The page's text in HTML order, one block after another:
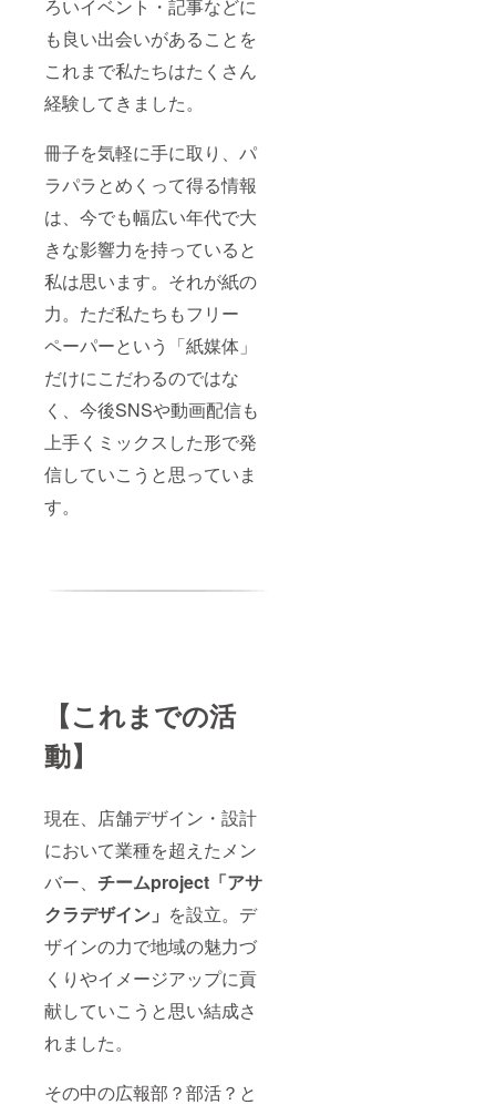
ろいイベント・記事などに
も良い出会いがあることを
これまで私たちはたくさん
経験してきました。
冊子を気軽に手に取り、パ
ラパラとめくって得る情報
は、今でも幅広い年代で大
きな影響力を持っていると
私は思います。それが紙の
力。ただ私たちもフリー
ペーパーという「紙媒体」
だけにこだわるのではな
く、今後SNSや動画配信も
上手くミックスした形で発
信していこうと思っていま
す。
【これまでの活
動】
現在、店舗デザイン・設計
において業種を超えたメン
バー、 チームproject「アサ
クラデザイン」 を設立。デ
ザインの力で地域の魅力づ
くりやイメージアップに貢
献していこうと思い結成さ
れました。
その中の広報部？部活？と